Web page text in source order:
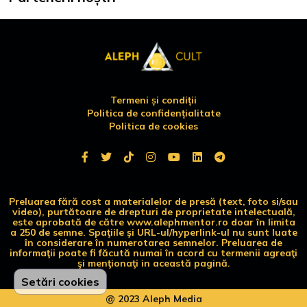
Setări cookies
Termeni și condiții
Politica de confidențialitate
Politica de cookies
Preluarea fără cost a materialelor de presă (text, foto si/sau
video), purtătoare de drepturi de proprietate intelectuală,
este aprobată de către www.alephmentor.ro doar în limita
a 250 de semne. Spaţiile şi URL-ul/hyperlink-ul nu sunt luate
în considerare în numerotarea semnelor. Preluarea de
informaţii poate fi făcută numai în acord cu termenii agreaţi
şi menţionaţi in această pagină.
@ 2023 Aleph Media